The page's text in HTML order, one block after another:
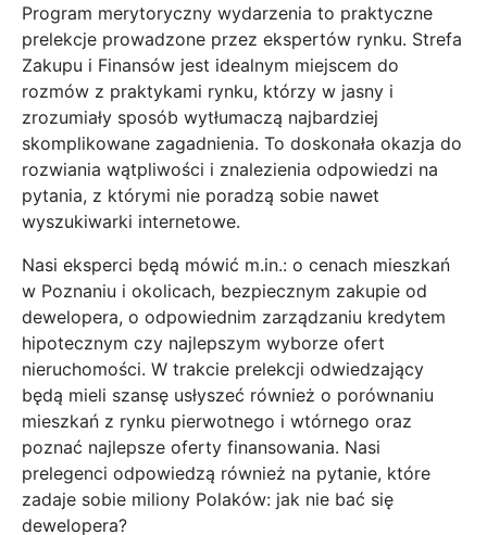
Program merytoryczny wydarzenia to praktyczne
prelekcje prowadzone przez ekspertów rynku. Strefa
Zakupu i Finansów jest idealnym miejscem do
rozmów z praktykami rynku, którzy w jasny i
zrozumiały sposób wytłumaczą najbardziej
skomplikowane zagadnienia. To doskonała okazja do
rozwiania wątpliwości i znalezienia odpowiedzi na
pytania, z którymi nie poradzą sobie nawet
wyszukiwarki internetowe.
Nasi eksperci będą mówić m.in.: o cenach mieszkań
w Poznaniu i okolicach, bezpiecznym zakupie od
dewelopera, o odpowiednim zarządzaniu kredytem
hipotecznym czy najlepszym wyborze ofert
nieruchomości. W trakcie prelekcji odwiedzający
będą mieli szansę usłyszeć również o porównaniu
mieszkań z rynku pierwotnego i wtórnego oraz
poznać najlepsze oferty finansowania. Nasi
prelegenci odpowiedzą również na pytanie, które
zadaje sobie miliony Polaków: jak nie bać się
dewelopera?